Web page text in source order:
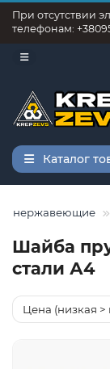
При отсутствии
телефонам:
Каталог
нержавеющие
Шайба
стали А4